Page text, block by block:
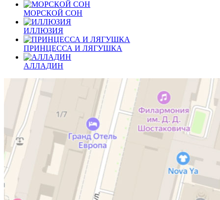
МОРСКОЙ СОН
ИЛЛЮЗИЯ
ПРИНЦЕССА И ЛЯГУШКА
АЛЛАДИН